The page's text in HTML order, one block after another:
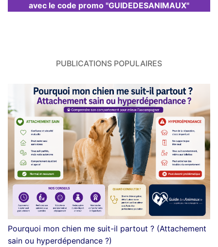
avec le code promo "GUIDEDESANIMAUX"
PUBLICATIONS POPULAIRES
Pourquoi mon chien me suit-il partout ? (Attachement
sain ou hyperdépendance ?)